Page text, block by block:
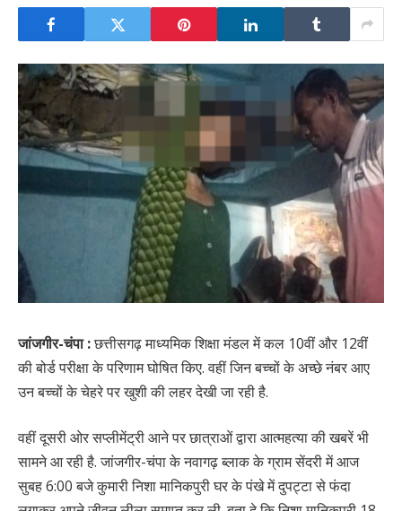
जांजगीर-चंपा :छत्तीसगढ़ माध्यमिक शिक्षा मंडल में कल 10वीं और 12वीं
की बोर्ड परीक्षा के परिणाम घोषित किए. वहीं जिन बच्चों के अच्छे नंबर आए
उन बच्चों के चेहरे पर खुशी की लहर देखी जा रही है.
वहीं दूसरी ओर सप्लीमेंट्री आने पर छात्राओं द्वारा आत्महत्या की खबरें भी
सामने आ रही है. जांजगीर-चंपा के नवागढ़ ब्लाक के ग्राम सेंदरी में आज
सुबह 6:00 बजे कुमारी निशा मानिकपुरी घर के पंखे में दुपट्टा से फंदा